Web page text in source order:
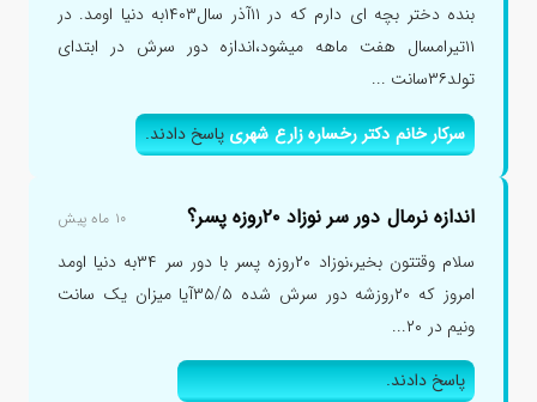
بنده دختر بچه ای دارم که در ۱۱آذر سال۱۴۰۳به دنیا اومد. در
۱۱تیرامسال هفت ماهه میشود،اندازه دور سرش در ابتدای
تولد۳۶سانت ...
سرکار خانم دکتر رخساره زارع شهریپاسخ دادند.
اندازه نرمال دور سر نوزاد ۲۰روزه پسر؟ ۱۰ ماه پیش
سلام وقتتون بخیر،نوزاد ۲۰روزه پسر با دور سر ۳۴به دنیا اومد
امروز که ۲۰روزشه دور سرش شده ۳۵/۵آیا میزان یک سانت
ونیم در ۲۰...
پاسخ دادند.